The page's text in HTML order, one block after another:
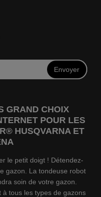
Envoyer
GRAND CHOIX
POUR LES
HUSQVARNA ET
le petit doigt ! Détendez-
gazon. La tondeuse robot
soin de votre gazon.
tous les types de gazons